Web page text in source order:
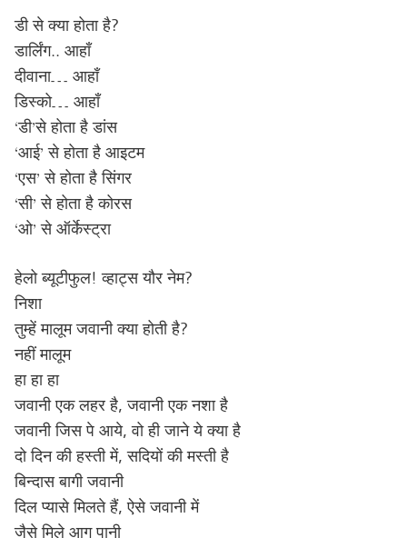
डी से क्या होता है?
डार्लिंग.. आहाँ
दीवाना… आहाँ
डिस्को… आहाँ
‘डी’से होता है डांस
‘आई’ से होता है आइटम
‘एस’ से होता है सिंगर
‘सी’ से होता है कोरस
‘ओ’ से ऑर्केस्ट्रा
हेलो ब्यूटीफुल! व्हाट्स यौर नेम?
निशा
तुम्हें मालूम जवानी क्या होती है?
नहीं मालूम
हा हा हा
जवानी एक लहर है, जवानी एक नशा है
जवानी जिस पे आये, वो ही जाने ये क्या है
दो दिन की हस्ती में, सदियों की मस्ती है
बिन्दास बागी जवानी
दिल प्यासे मिलते हैं, ऐसे जवानी में